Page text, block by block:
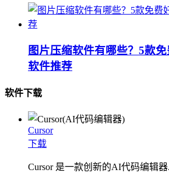
图片压缩软件有哪些？5款
软件推荐
软件下载
Cursor
下载
Cursor 是一款创新的AI代码编辑器